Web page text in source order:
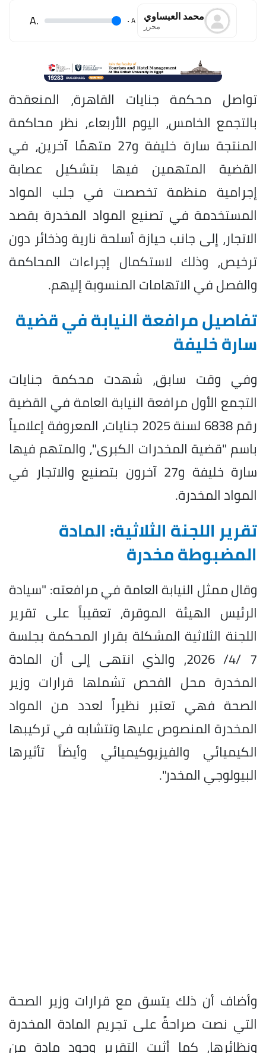
محمد العبساوي
محرر A
.
.A
تواصل محكمة جنايات القاهرة، المنعقدة
بالتجمع الخامس، اليوم الأربعاء، نظر محاكمة
المنتجة سارة خليفة و27 متهمًا آخرين، في
القضية المتهمين فيها بتشكيل عصابة
إجرامية منظمة تخصصت في جلب المواد
المستخدمة في تصنيع المواد المخدرة بقصد
الاتجار، إلى جانب حيازة أسلحة نارية وذخائر دون
ترخيص، وذلك لاستكمال إجراءات المحاكمة
والفصل في الاتهامات المنسوبة إليهم.
تفاصيل مرافعة النيابة في قضية
سارة خليفة
وفي وقت سابق، شهدت محكمة جنايات
التجمع الأول مرافعة النيابة العامة في القضية
رقم 6838 لسنة 2025 جنايات، المعروفة إعلامياً
باسم "قضية المخدرات الكبرى"، والمتهم فيها
سارة خليفة و27 آخرون بتصنيع والاتجار في
المواد المخدرة.
تقرير اللجنة الثلاثية: المادة
المضبوطة مخدرة
وقال ممثل النيابة العامة في مرافعته: "سيادة
الرئيس الهيئة الموقرة، تعقيباً على تقرير
اللجنة الثلاثية المشكلة بقرار المحكمة بجلسة
7 /4/ 2026، والذي انتهى إلى أن المادة
المخدرة محل الفحص تشملها قرارات وزير
الصحة فهي تعتبر نظيراً لعدد من المواد
المخدرة المنصوص عليها وتتشابه في تركيبها
الكيميائي والفيزيوكيميائي وأيضاً تأثيرها
البيولوجي المخدر".
وأضاف أن ذلك يتسق مع قرارات وزير الصحة
التي نصت صراحةً على تجريم المادة المخدرة
ونظائرها، كما أثبت التقرير وجود مادة من